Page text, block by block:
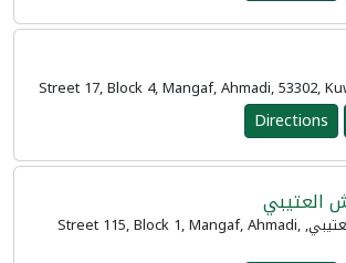
Directions
العتيبي
براك فايز النخيش العتيبي, Street 115, Block 1, Mangaf, Ahmadi,